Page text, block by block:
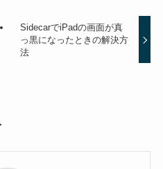
SidecarでiPadの画面が真
っ黒になったときの解決方
法